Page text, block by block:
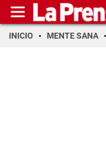
INICIO MENTE SANA